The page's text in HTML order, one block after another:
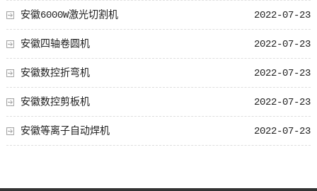
2022-07-23
安徽6000W激光切割机
2022-07-23
安徽四轴卷圆机
2022-07-23
安徽数控折弯机
2022-07-23
安徽数控剪板机
2022-07-23
安徽等离子自动焊机